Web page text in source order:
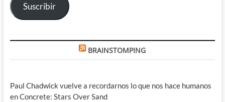
Suscribir
BRAINSTOMPING
Paul Chadwick vuelve a recordarnos lo que nos hace humanos
en Concrete: Stars Over Sand